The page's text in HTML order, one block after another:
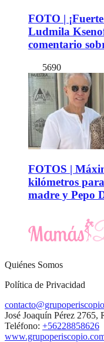
FOTO |
Ludmila
comentario
5690
FOTOS |
kilómetros
madre y Pepo
Quiénes Somos
Política de Privacidad
José Joaquín Pérez 2765,
Teléfono: +56228858626